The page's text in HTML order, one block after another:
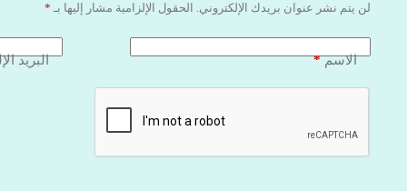
لن يتم نشر عنوان بريدك الإلكتروني. الحقول الإلزامية مشار إليها بـ *
الاسم* البريد